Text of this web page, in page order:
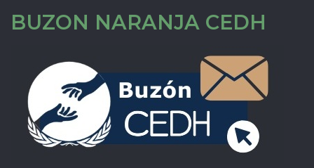
BUZON NARANJA CEDH